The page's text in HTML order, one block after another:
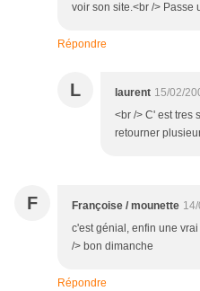
voir son site.<br /> Passe
Répondre
L laurent 15/02/
<br /> C' est tres
retourner
F Françoise / mounette
c'est génial, enfin une
/> bon dimanche
Répondre